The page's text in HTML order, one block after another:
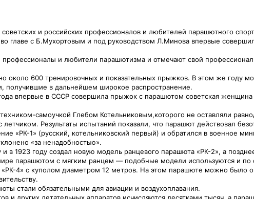
и российских профессионалов и любителей парашютного
во главе с Б.Мухортовым и под руководством Л.Минова впервые
и любители парашютизма и отмечают свой
около 600 тренировочных и показательных прыжков. В этом же году
получившие в дальнейшем широкое распространение.
впервые в СССР совершила прыжок с парашютом советская
самоучкой Глебом Котельниковым,которого не оставляли
Результаты испытаний показали, что парашют действовал
«РК-1» (русский, котельниковский первый) и обратился в военное
«за ненадобностью».
в 1923 году создал новую модель ранцевого парашюта «РК-2», а
парашютом с мягким ранцем — подобные модели используются и по
4» с куполом диаметром 12 метров. На этом парашюте можно было
стали обязательными для авиации и воздухоплавания.